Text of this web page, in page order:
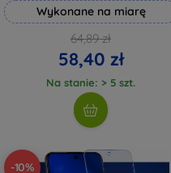
Wykonane na miarę
64,89 zł
58,40 zł
Na stanie: > 5 szt.
-10%